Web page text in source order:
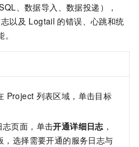
、数据导入、数据投递），
以及 Logtail 的错误、心跳和统
Project 列表区域，单击目标
志页面，单击开通详细日志 ，
，选择需要开通的服务日志与